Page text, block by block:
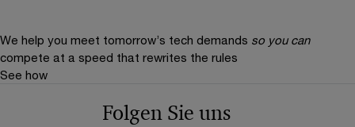
We help you meet tomorrow’s tech demands so you can
compete at a speed that rewrites the rules
See how
Folgen Sie uns